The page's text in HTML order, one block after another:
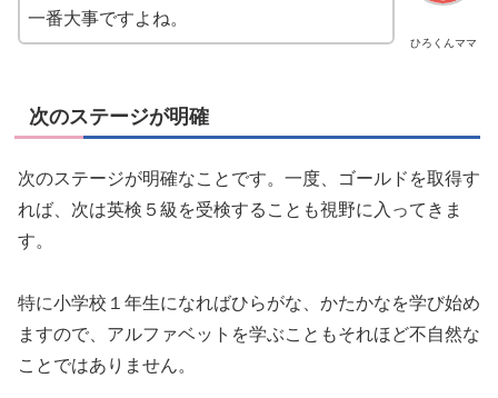
ひろくんママ
一番大事ですよね。
次のステージが明確
次のステージが明確なことです。一度、ゴールドを取得す
れば、次は英検５級を受検することも視野に入ってきま
す。
特に小学校１年生になればひらがな、かたかなを学び始め
ますので、アルファベットを学ぶこともそれほど不自然な
ことではありません。